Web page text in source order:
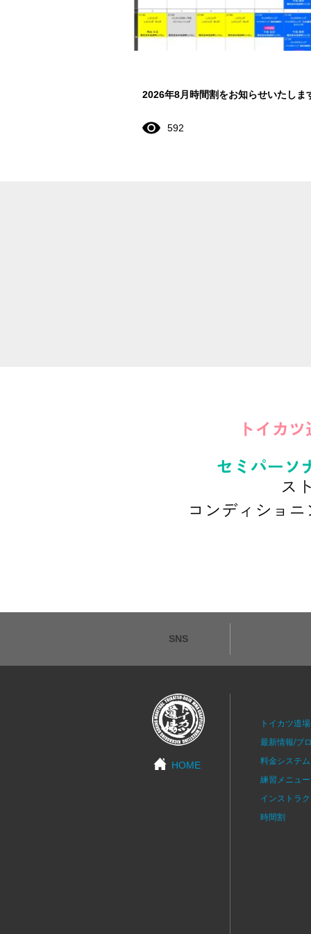
2026年8月時間割をお知らせいたしま
592
SNS
HOME
トイカツ道
最新情報/ブ
料金システム
練習メニュー
インストラ
時間割